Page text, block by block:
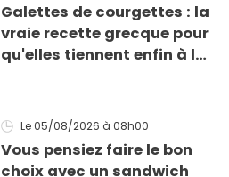
Galettes de courgettes : la
vraie recette grecque pour
qu'elles tiennent enfin à la
Le 05/08/2026 à 08h00
Vous pensiez faire le bon
choix avec un sandwich